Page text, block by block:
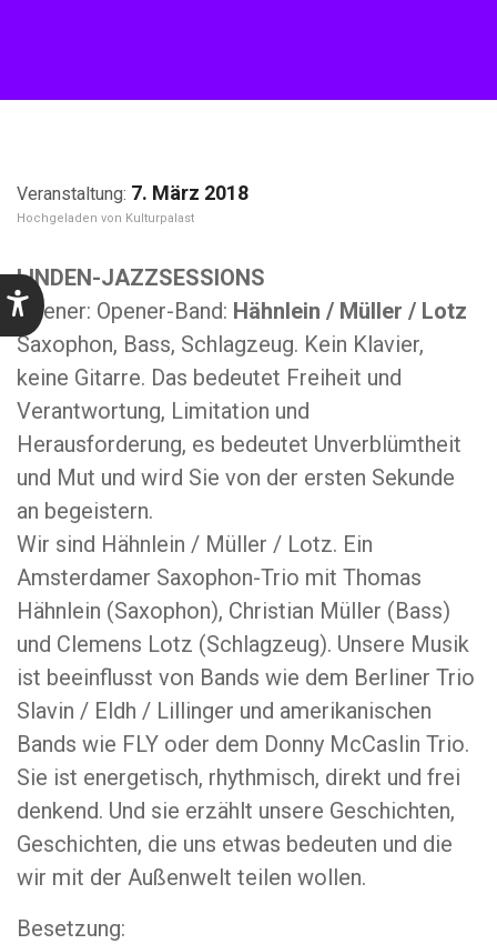
7. März 2018
Kulturpalast
LINDEN-JAZZSESSIONS
Opener: Opener-Band: Hähnlein / Müller / Lotz
Saxophon, Bass, Schlagzeug. Kein Klavier,
keine Gitarre. Das bedeutet Freiheit und
Verantwortung, Limitation und
Herausforderung, es bedeutet Unverblümtheit
und Mut und wird Sie von der ersten Sekunde
an begeistern.
Wir sind Hähnlein / Müller / Lotz. Ein
Amsterdamer Saxophon-Trio mit Thomas
Hähnlein (Saxophon), Christian Müller (Bass)
und Clemens Lotz (Schlagzeug). Unsere Musik
ist beeinflusst von Bands wie dem Berliner Trio
Slavin / Eldh / Lillinger und amerikanischen
Bands wie FLY oder dem Donny McCaslin Trio.
Sie ist energetisch, rhythmisch, direkt und frei
denkend. Und sie erzählt unsere Geschichten,
Geschichten, die uns etwas bedeuten und die
wir mit der Außenwelt teilen wollen.
Besetzung: